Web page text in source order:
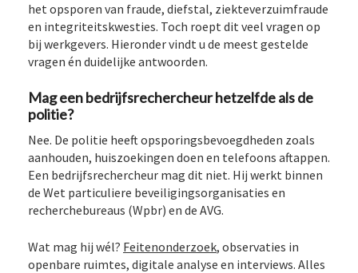
het opsporen van fraude, diefstal, ziekteverzuimfraude
en integriteitskwesties. Toch roept dit veel vragen op
bij werkgevers. Hieronder vindt u de meest gestelde
vragen én duidelijke antwoorden.
Mag een bedrijfsrechercheur hetzelfde als de
politie?
Nee. De politie heeft opsporingsbevoegdheden zoals
aanhouden, huiszoekingen doen en telefoons aftappen.
Een bedrijfsrechercheur mag dit niet. Hij werkt binnen
de Wet particuliere beveiligingsorganisaties en
recherchebureaus (Wpbr) en de AVG.
Wat mag hij wél? Feitenonderzoek, observaties in
openbare ruimtes, digitale analyse en interviews. Alles